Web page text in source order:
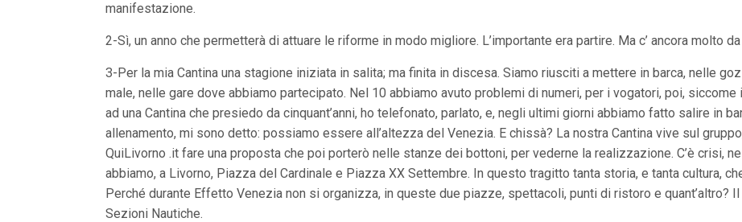
manifestazione.
2-Sì, un anno che permetterà di attuare le riforme in modo migliore. L’importante era partire. Ma c’ ancora molto
3-Per la mia Cantina una stagione iniziata in salita; ma finita in discesa. Siamo riusciti a mettere in barca, nelle
male, nelle gare dove abbiamo partecipato. Nel 10 abbiamo avuto problemi di numeri, per i vogatori, poi,
ad una Cantina che presiedo da cinquant’anni, ho telefonato, parlato, e, negli ultimi giorni abbiamo fatto salire in
allenamento, mi sono detto: possiamo essere all’altezza del Venezia. E chissà? La nostra Cantina vive sul
QuiLivorno .it fare una proposta che poi porterò nelle stanze dei bottoni, per vederne la realizzazione. C’è crisi,
abbiamo, a Livorno, Piazza del Cardinale e Piazza XX Settembre. In questo tragitto tanta storia, e tanta cultura,
Perché durante Effetto Venezia non si organizza, in queste due piazze, spettacoli, punti di ristoro e quant’altro?
Sezioni Nautiche.